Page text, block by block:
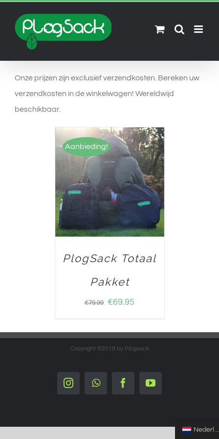
content
Onze prijzen zijn exclusief verzendkosten. Bereken uw
verzendkosten in de winkelwagen! Wereldwijd
beschikbaar.
Aanbieding!
OPTIES SELECTEREN
/
DETAILS
PlogSack Totaal
Pakket
€79.99 €69.95
Copyright ©2019 by Plogsack
InstagramWhatsappFacebookYouTube
Nederlands